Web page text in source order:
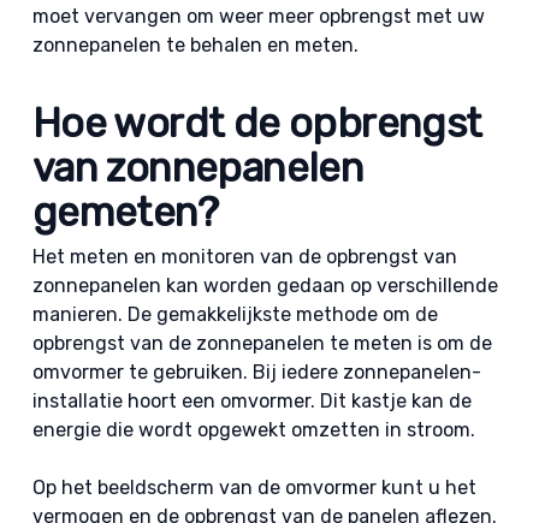
moet vervangen om weer meer opbrengst met uw
zonnepanelen te behalen en meten.
Hoe wordt de opbrengst
van zonnepanelen
gemeten?
Het meten en monitoren van de opbrengst van
zonnepanelen kan worden gedaan op verschillende
manieren. De gemakkelijkste methode om de
opbrengst van de zonnepanelen te meten is om de
omvormer te gebruiken. Bij iedere zonnepanelen-
installatie hoort een omvormer. Dit kastje kan de
energie die wordt opgewekt omzetten in stroom.
Op het beeldscherm van de omvormer kunt u het
vermogen en de opbrengst van de panelen aflezen.